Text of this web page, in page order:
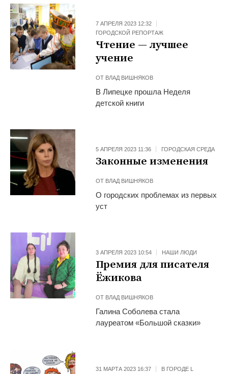
7 АПРЕЛЯ 2023 12:32
ГОРОДСКОЙ РЕПОРТАЖ
Чтение — лучшее
учение
ОТ ВЛАД ВИШНЯКОВ
В Липецке прошла Неделя
детской книги
5 АПРЕЛЯ 2023 11:36 ГОРОДСКАЯ СРЕДА
Законные изменения
ОТ ВЛАД ВИШНЯКОВ
О городских проблемах из первых
уст
3 АПРЕЛЯ 2023 10:54 НАШИ ЛЮДИ
Премия для писателя
Ёжикова
ОТ ВЛАД ВИШНЯКОВ
Галина Соболева стала
лауреатом «Большой сказки»
31 МАРТА 2023 16:37 В ГОРОДЕ L